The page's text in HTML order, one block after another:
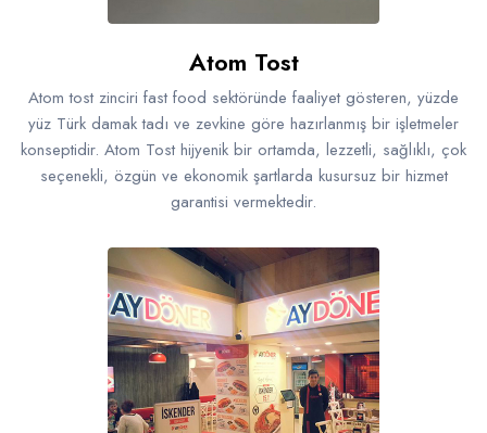
Atom Tost
Atom tost zinciri fast food sektöründe faaliyet gösteren, yüzde
yüz Türk damak tadı ve zevkine göre hazırlanmış bir işletmeler
konseptidir. Atom Tost hijyenik bir ortamda, lezzetli, sağlıklı, çok
seçenekli, özgün ve ekonomik şartlarda kusursuz bir hizmet
garantisi vermektedir.